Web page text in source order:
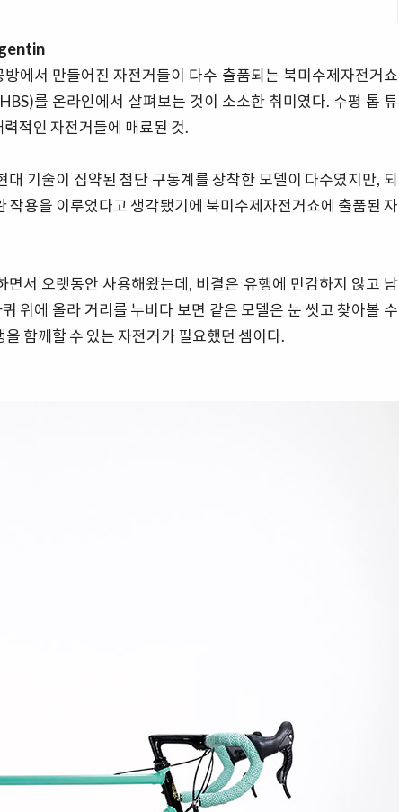
방에서 만들어진 자전거들이 다수 출품되는 북미수제자전거쇼
를 온라인에서 살펴보는 것이 소소한 취미였다. 수평 톱 튜
적인 자전거들에 매료된 것.
기술이 집약된 첨단 구동계를 장착한 모델이 다수였지만, 되
작용을 이루었다고 생각됐기에 북미수제자전거쇼에 출품된 자
서 오랫동안 사용해왔는데, 비결은 유행에 민감하지 않고 남
위에 올라 거리를 누비다 보면 같은 모델은 눈 씻고 찾아볼 수
함께할 수 있는 자전거가 필요했던 셈이다.